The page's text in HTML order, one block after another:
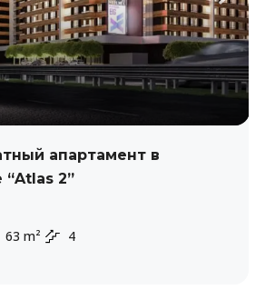
апартамент в
2”
63 m² 4